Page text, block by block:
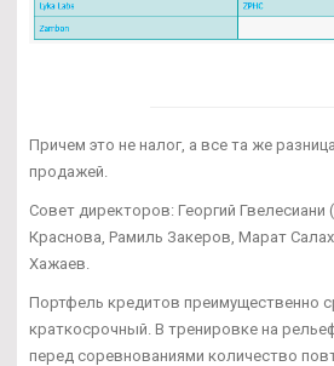
Причем это не налог, а все та же
продажей.
Совет директоров: Георгий
Краснова, Рамиль Закеров, Марат
Хажаев.
Портфель кредитов преимущественно
краткосрочный. В тренировке на
перед соревнованиями количество